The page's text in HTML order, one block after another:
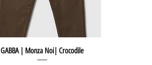
GABBA | Monza Noi| Crocodile